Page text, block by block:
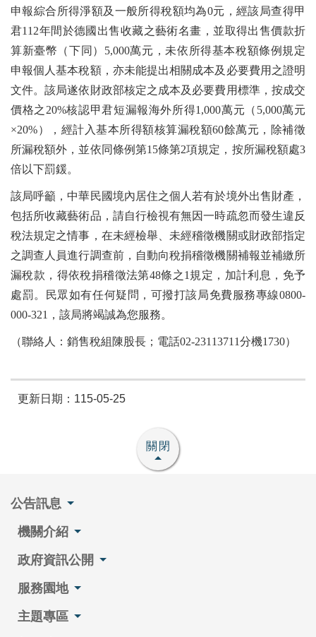
申報綜合所得淨額及一般所得稅額均為0元，經該局查得甲
君112年間於德國出售收藏之藝術名畫，並取得出售價款折
算新臺幣（下同）5,000萬元，未依所得基本稅額條例規定
申報個人基本稅額，亦未能提出相關成本及必要費用之證明
文件。該局遂依財政部核定之成本及必要費用標準，按成交
價格之20%核認甲君短漏報海外所得1,000萬元（5,000萬元
×20%），經計入基本所得額核算漏稅額60餘萬元，除補徵
所漏稅額外，並依同條例第15條第2項規定，按所漏稅額處3
倍以下罰鍰。
該局呼籲，中華民國境內居住之個人若有於境外出售財產，
包括所收藏藝術品，請自行檢視有無因一時疏忽而發生違反
稅法規定之情事，在未經檢舉、未經稽徵機關或財政部指定
之調查人員進行調查前，自動向稅捐稽徵機關補報並補繳所
漏稅款，得依稅捐稽徵法第48條之1規定，加計利息，免予
處罰。民眾如有任何疑問，可撥打該局免費服務專線0800-
000-321，該局將竭誠為您服務。
（聯絡人：銷售稅組陳股長；電話02-23113711分機1730）
更新日期：115-05-25
關閉
公告訊息
機關介紹
政府資訊公開
服務園地
主題專區